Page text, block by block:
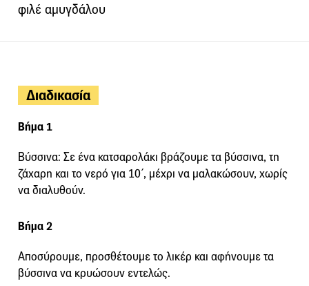
φιλέ αμυγδάλου
Διαδικασία
Βήμα 1
Βύσσινα: Σε ένα κατσαρολάκι βράζουμε τα βύσσινα, τη
ζάχαρη και το νερό για 10΄, μέχρι να μαλακώσουν, χωρίς
να διαλυθούν.
Βήμα 2
Αποσύρουμε, προσθέτουμε το λικέρ και αφήνουμε τα
βύσσινα να κρυώσουν εντελώς.